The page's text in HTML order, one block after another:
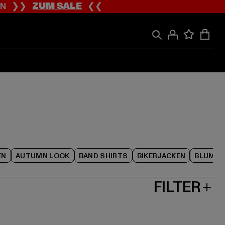
❯❯ZUM SALE❮❮
AUTUMN LOOK BAND SHIRTS BIKERJACKEN
FILTER